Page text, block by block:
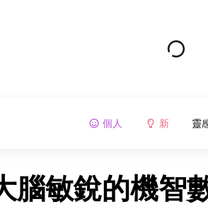
個人 新 靈
腦敏銳的機智